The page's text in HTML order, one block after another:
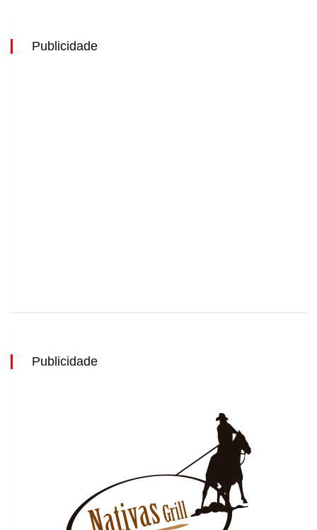
Publicidade
Publicidade